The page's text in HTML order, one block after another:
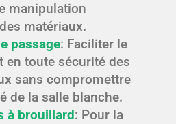
manipulation
matériaux.
passage: Faciliter le
en toute sécurité des
sans compromettre
de la salle blanche.
à brouillard: Pour la